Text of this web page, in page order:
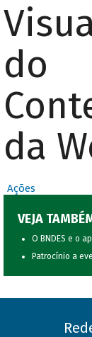
do
da
Ações
VEJA
O BNDES e o
Patrocínio a